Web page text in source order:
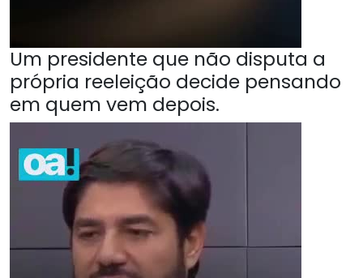
Um presidente que não disputa a
própria reeleição decide pensando
em quem vem depois.